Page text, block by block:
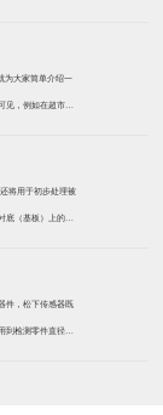
为大家简单介绍一
见，例如在超市柜
将用于初步处理被
底（基板）上的，
件，松下传感器既
到检测零件直径、